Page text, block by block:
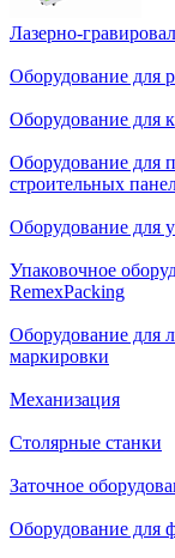
Лазерно-
Оборудование для
Оборудование для
Оборудование для
строительных
Оборудование для
Упаковочное
RemexPacking
Оборудование для
маркировки
Механизация
Столярные станки
Заточное
Оборудование для